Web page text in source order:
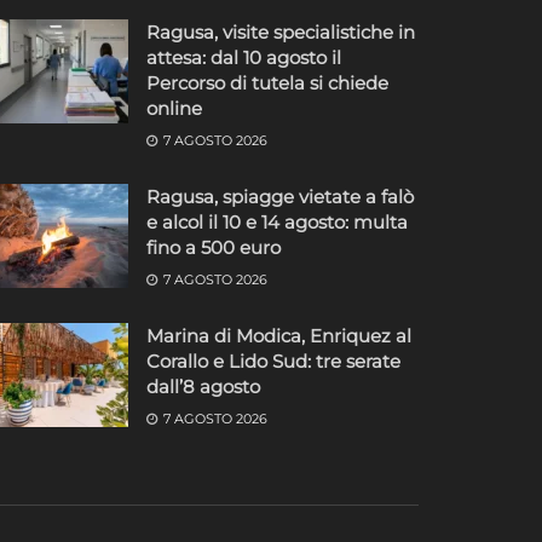
Ragusa, visite specialistiche in
attesa: dal 10 agosto il
Percorso di tutela si chiede
online
7 AGOSTO 2026
Ragusa, spiagge vietate a falò
e alcol il 10 e 14 agosto: multa
fino a 500 euro
7 AGOSTO 2026
Marina di Modica, Enriquez al
Corallo e Lido Sud: tre serate
dall’8 agosto
7 AGOSTO 2026